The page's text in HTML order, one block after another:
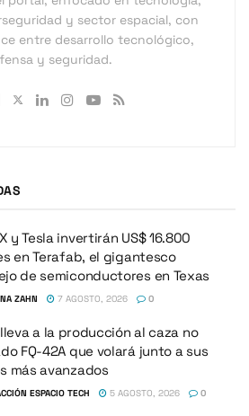
y sector espacial, con
entre desarrollo tecnológico,
y seguridad.
y Tesla invertirán US$ 16.800
en Terafab, el gigantesco
de semiconductores en Texas
ZAHN 7 AGOSTO, 2026 0
lleva a la producción al caza no
FQ-42A que volará junto a sus
más avanzados
ESPACIO TECH 5 AGOSTO, 2026 0